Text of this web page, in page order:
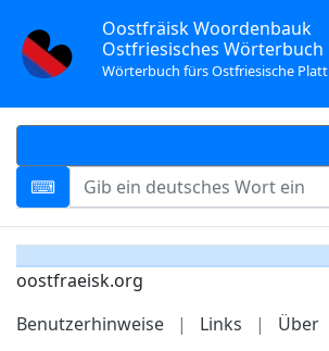
Oostfräisk Woordenbauk
Ostfriesisches Wörterbuch
Wörterbuch fürs Ostfriesische Platt
oostfraeisk.org
Benutzerhinweise
| Links | Über